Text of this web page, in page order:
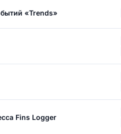
«Trends»
Fins Logger